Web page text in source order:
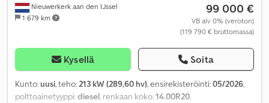
Nieuwerkerk aan den IJssel
1 679 km
99 000 €
VB alv 0% (veroton)
(119 790 € bruttomassa)
Kysellä Soita
Kunto:uusi, teho:213 kW (289,60 hv), ensirekisteröinti:05/2026,
polttoainetyyppi:diesel, renkaan koko:14.00R20,